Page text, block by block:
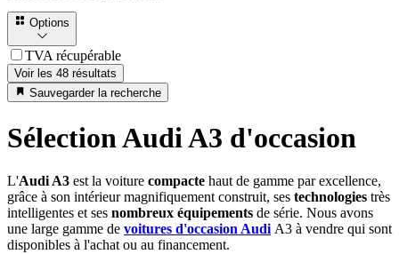
Options
TVA récupérable
Voir les 48 résultats
Sauvegarder la recherche
Sélection Audi A3 d'occasion
L'Audi A3 est la voiture compacte haut de gamme par excellence,
grâce à son intérieur magnifiquement construit, ses technologies très
intelligentes et ses nombreux équipements de série. Nous avons
une large gamme de voitures d'occasion Audi A3 à vendre qui sont
disponibles à l'achat ou au financement.